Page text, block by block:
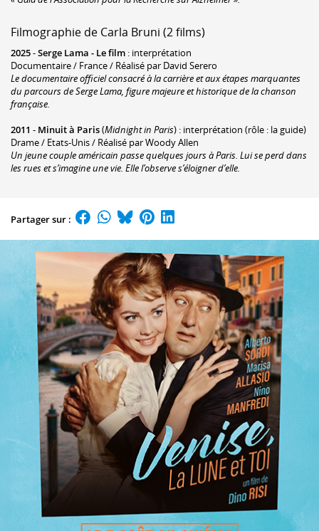
Filmographie de Carla Bruni (2 films)
2025-Serge Lama - Le film : interprétation
Documentaire / France / Réalisé par David Serero
Le documentaire officiel consacré à la carrière et aux étapes marquantes
du parcours de Serge Lama, figure majeure et historique de la chanson
française.
2011 - Minuit à Paris(Midnight in Paris) : interprétation (rôle : la guide)
Drame / Etats-Unis / Réalisé par Woody Allen
Un jeune couple américain passe quelques jours à Paris. Lui se perd dans
les rues et s’imagine une vie. Elle l’observe s’éloigner d’elle.
Partager sur :